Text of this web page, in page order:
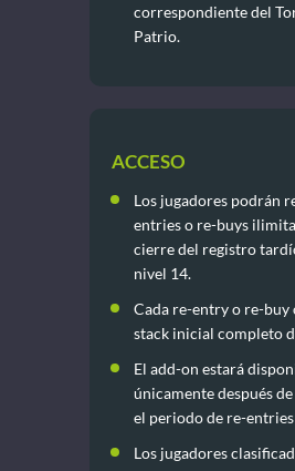
correspondiente del
Patrio.
ACCESO
Los jugadores podrán
entries o re-buys
cierre del registro
nivel 14.
Cada re-entry o re-buy
stack inicial completo
El add-on estará
únicamente después
el periodo de re-
Los jugadores